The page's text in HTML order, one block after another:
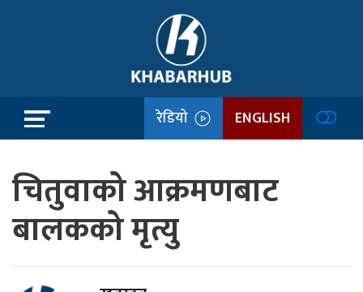
रेडियो ENGLISH
चितुवाको आक्रमणबाट
बालकको मृत्यु